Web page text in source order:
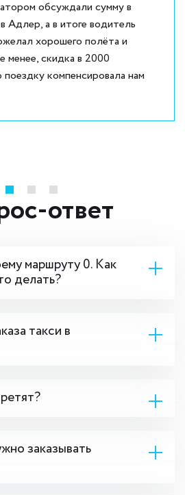
обсуждали сумму в
Адлер, а в итоге водитель
хорошего полёта и
менее, скидка в 2000
компенсировала нам
ответ
маршруту 0. Как
делать?
такси в
заказывать